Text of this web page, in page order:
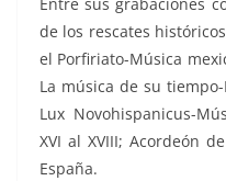
Entre sus grabaciones
de los rescates
el Porfiriato-Música
La música de su
Lux Novohispanicus-
XVI al XVIII; Acordeón
España.